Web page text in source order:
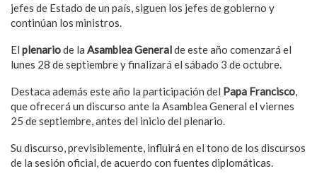
jefes de Estado de un país, siguen los jefes de gobierno y
continúan los ministros.
El plenariode la Asamblea Generalde este año comenzará el
lunes 28 de septiembre y finalizará el sábado 3 de octubre.
Destaca además este año la participación del Papa Francisco,
que ofrecerá un discurso ante la Asamblea General el viernes
25 de septiembre, antes del inicio del plenario.
Su discurso, previsiblemente, influirá en el tono de los discursos
de la sesión oficial, de acuerdo con fuentes diplomáticas.